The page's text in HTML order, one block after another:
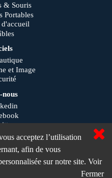
acceptez l’utilisation
afin de vous
sur notre site. Voir
Fermer
& Souris
Portables
d'accueil
et Image
nous
2020